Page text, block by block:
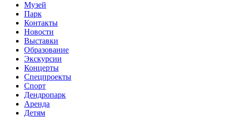
Музей
Парк
Контакты
Новости
Выставки
Образование
Экскурсии
Концерты
Спецпроекты
Спорт
Дендропарк
Аренда
Детям